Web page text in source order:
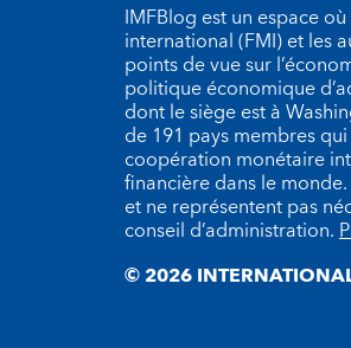
IMFBlog est un espace
international (FMI) et les
points de vue sur
politique économique
dont le siège est à
de 191 pays membres
coopération monétaire
financière dans le
et ne représentent pas
conseil d’administration.
© 2026